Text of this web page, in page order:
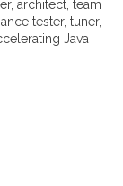
architect, team
tester, tuner,
Java